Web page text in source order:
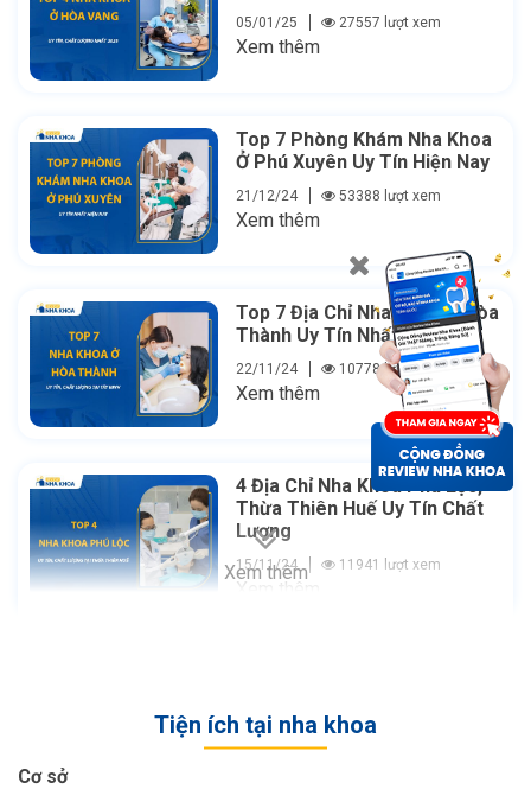
05/01/25 27557 lượt xem
Xem thêm
Top 7 Phòng Khám Nha Khoa
Ở Phú Xuyên Uy Tín Hiện Nay
21/12/24 53388 lượt xem
Xem thêm
Top 7 Địa Chỉ Nha Khoa Ở Hòa
Thành Uy Tín Nhất Hiện Nay
22/11/24 10778 lượt xem
Xem thêm
4 Địa Chỉ Nha Khoa Phú Lộc,
Thừa Thiên Huế Uy Tín Chất
Lượng
15/11/24 11941 lượt xem
Xem thêm
Xem thêm
Tiện ích tại nha khoa
Cơ sở